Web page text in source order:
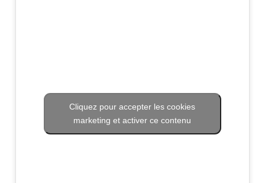
Cliquez pour accepter les cookies
marketing et activer ce contenu